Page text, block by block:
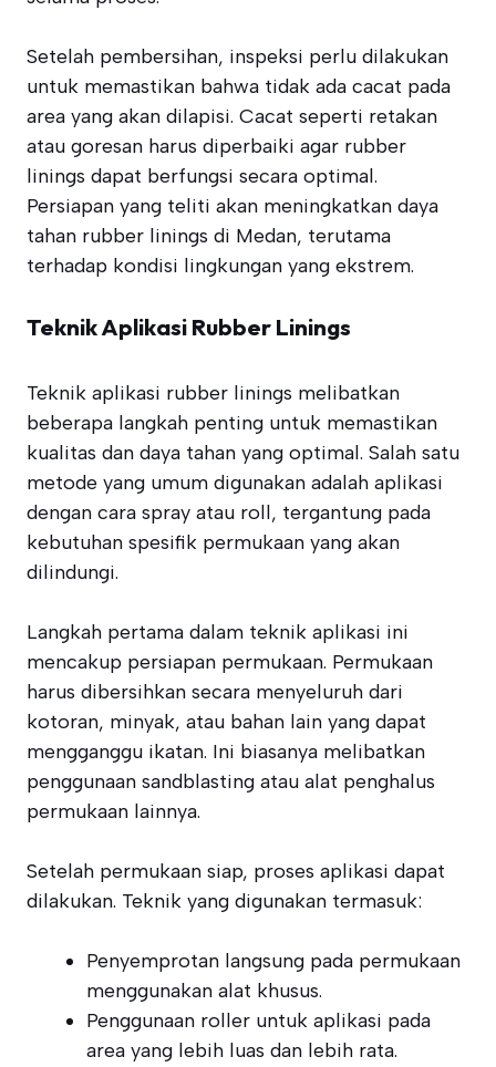
Setelah pembersihan, inspeksi perlu dilakukan
untuk memastikan bahwa tidak ada cacat pada
area yang akan dilapisi. Cacat seperti retakan
atau goresan harus diperbaiki agar rubber
linings dapat berfungsi secara optimal.
Persiapan yang teliti akan meningkatkan daya
tahan rubber linings di Medan, terutama
terhadap kondisi lingkungan yang ekstrem.
Teknik Aplikasi Rubber Linings
Teknik aplikasi rubber linings melibatkan
beberapa langkah penting untuk memastikan
kualitas dan daya tahan yang optimal. Salah satu
metode yang umum digunakan adalah aplikasi
dengan cara spray atau roll, tergantung pada
kebutuhan spesifik permukaan yang akan
dilindungi.
Langkah pertama dalam teknik aplikasi ini
mencakup persiapan permukaan. Permukaan
harus dibersihkan secara menyeluruh dari
kotoran, minyak, atau bahan lain yang dapat
mengganggu ikatan. Ini biasanya melibatkan
penggunaan sandblasting atau alat penghalus
permukaan lainnya.
Setelah permukaan siap, proses aplikasi dapat
dilakukan. Teknik yang digunakan termasuk:
Penyemprotan langsung pada permukaan
menggunakan alat khusus.
Penggunaan roller untuk aplikasi pada
area yang lebih luas dan lebih rata.